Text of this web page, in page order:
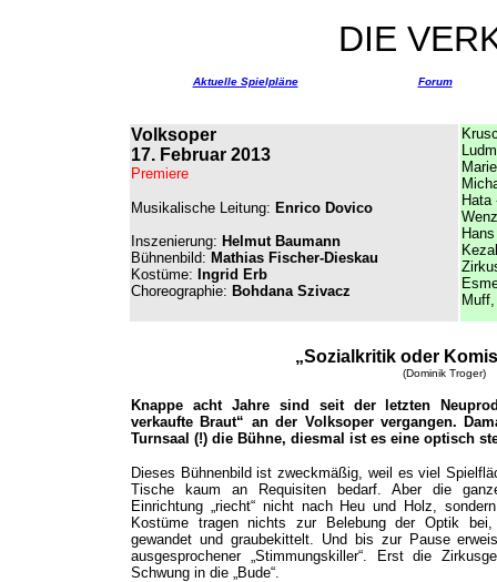
DIE
Aktuelle Spielpläne Forum
Volksoper
17. Februar 2013
Premiere
Musikalische Leitung: Enrico Dovico
Inszenierung: Helmut Baumann
Bühnenbild: Mathias Fischer-Dieskau
Kostüme: Ingrid Erb
Choreographie: Bohdana Szivacz
Muff,
„Sozialkritik oder
(Dominik Troger)
Knappe acht Jahre sind seit der letzten
verkaufte Braut“ an der Volksoper vergangen.
Turnsaal (!) die Bühne, diesmal ist es eine optisch
Dieses Bühnenbild ist zweckmäßig, weil es viel
Tische kaum an Requisiten bedarf. Aber die
Einrichtung „riecht“ nicht nach Heu und Holz,
Kostüme tragen nichts zur Belebung der Optik
gewandet und graubekittelt. Und bis zur Pause
ausgesprochener „Stimmungskiller“. Erst die
Schwung in die „Bude“.